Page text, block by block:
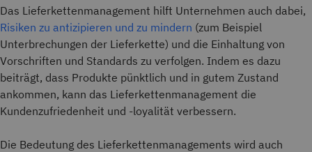
Das Lieferkettenmanagement hilft Unternehmen auch dabei,
Risiken zu antizipieren und zu mindern (zum Beispiel
Unterbrechungen der Lieferkette) und die Einhaltung von
Vorschriften und Standards zu verfolgen. Indem es dazu
beiträgt, dass Produkte pünktlich und in gutem Zustand
ankommen, kann das Lieferkettenmanagement die
Kundenzufriedenheit und -loyalität verbessern.
Die Bedeutung des Lieferkettenmanagements wird auch